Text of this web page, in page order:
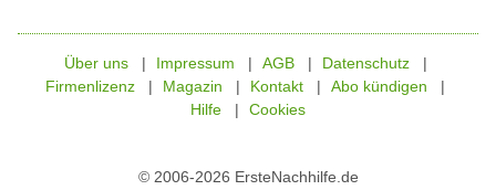
© 2006-2026 ErsteNachhilfe.de
Über uns Impressum AGB
Datenschutz
Firmenlizenz
Magazin Kontakt
Abo kündigen
Hilfe
Cookies